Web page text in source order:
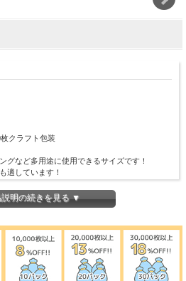
クラフト包装
グなど多用途に使用できるサイズです！
適しています！
明の続きを見る ▼